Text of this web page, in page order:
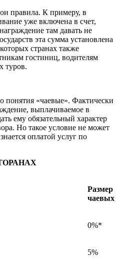
правила. К примеру, в
уже включена в счет,
там давать не
эта сумма установлена
странах также
гостиниц, водителям
туров.
понятия «чаевые». Фактически
выплачиваемое в
ему обязательный характер
Но такое условие не может
оплатой услуг по
Размер
чаевых
0%*
5%